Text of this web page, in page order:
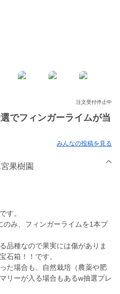
注文受付停止中
フィンガーライムが当
みんなの投稿を見る
果樹園
す。
み、フィンガーライムを1本プ
品種なので果実には傷がありま
石箱！！です。
た場合も、自然栽培（農薬や肥
リーが入る場合もあるw抽選プレ